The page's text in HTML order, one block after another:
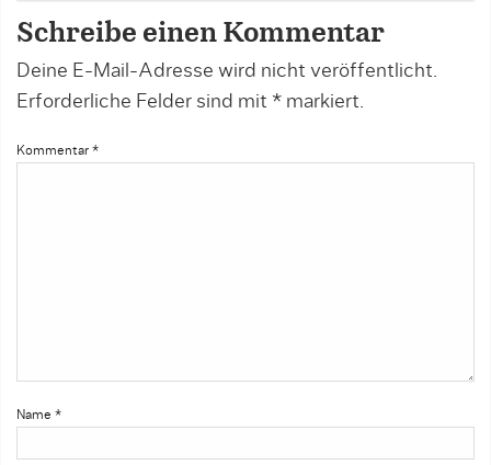
Schreibe einen Kommentar
Deine E-Mail-Adresse wird nicht veröffentlicht.
Erforderliche Felder sind mit * markiert.
Kommentar *
Name *